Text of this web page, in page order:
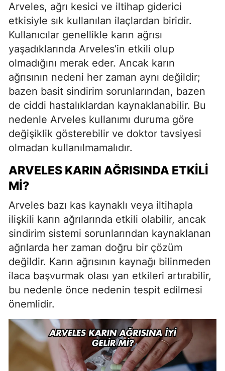
Arveles, ağrı kesici ve iltihap giderici
etkisiyle sık kullanılan ilaçlardan biridir.
Kullanıcılar genellikle karın ağrısı
yaşadıklarında Arveles’in etkili olup
olmadığını merak eder. Ancak karın
ağrısının nedeni her zaman aynı değildir;
bazen basit sindirim sorunlarından, bazen
de ciddi hastalıklardan kaynaklanabilir. Bu
nedenle Arveles kullanımı duruma göre
değişiklik gösterebilir ve doktor tavsiyesi
olmadan kullanılmamalıdır.
ARVELES KARIN AĞRISINDA ETKILI
MI?
Arveles bazı kas kaynaklı veya iltihapla
ilişkili karın ağrılarında etkili olabilir, ancak
sindirim sistemi sorunlarından kaynaklanan
ağrılarda her zaman doğru bir çözüm
değildir. Karın ağrısının kaynağı bilinmeden
ilaca başvurmak olası yan etkileri artırabilir,
bu nedenle önce nedenin tespit edilmesi
önemlidir.